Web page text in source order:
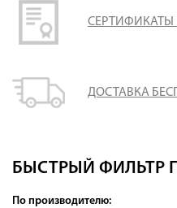
СЕРТИФИКАТЫ
ДОСТАВКА
БЫСТРЫЙ ФИЛЬТР
По производителю: